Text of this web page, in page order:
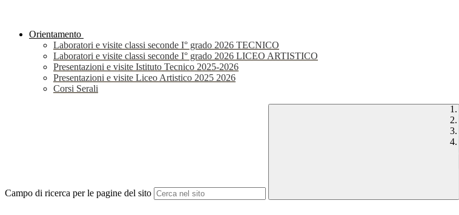
Orientamento
Laboratori e visite classi seconde I° grado 2026 TECNICO
Laboratori e visite classi seconde I° grado 2026 LICEO ARTISTICO
Presentazioni e visite Istituto Tecnico 2025-2026
Presentazioni e visite Liceo Artistico 2025 2026
Corsi Serali
Campo di ricerca per le pagine del sito